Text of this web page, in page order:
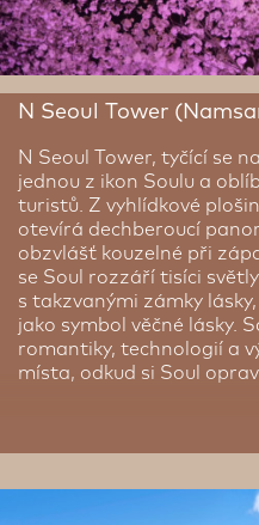
N Seoul Tower
N Seoul Tower, tyčící se
jednou z ikon Soulu a
turistů. Z vyhlídkové
otevírá dechberoucí
obzvlášť kouzelné při
se Soul rozzáří tisíci
s takzvanými zámky
jako symbol věčné lásky.
romantiky, technologií a
místa, odkud si Soul